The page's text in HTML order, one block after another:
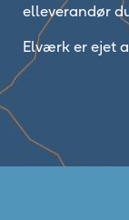
elleverandør
Elværk er ejet